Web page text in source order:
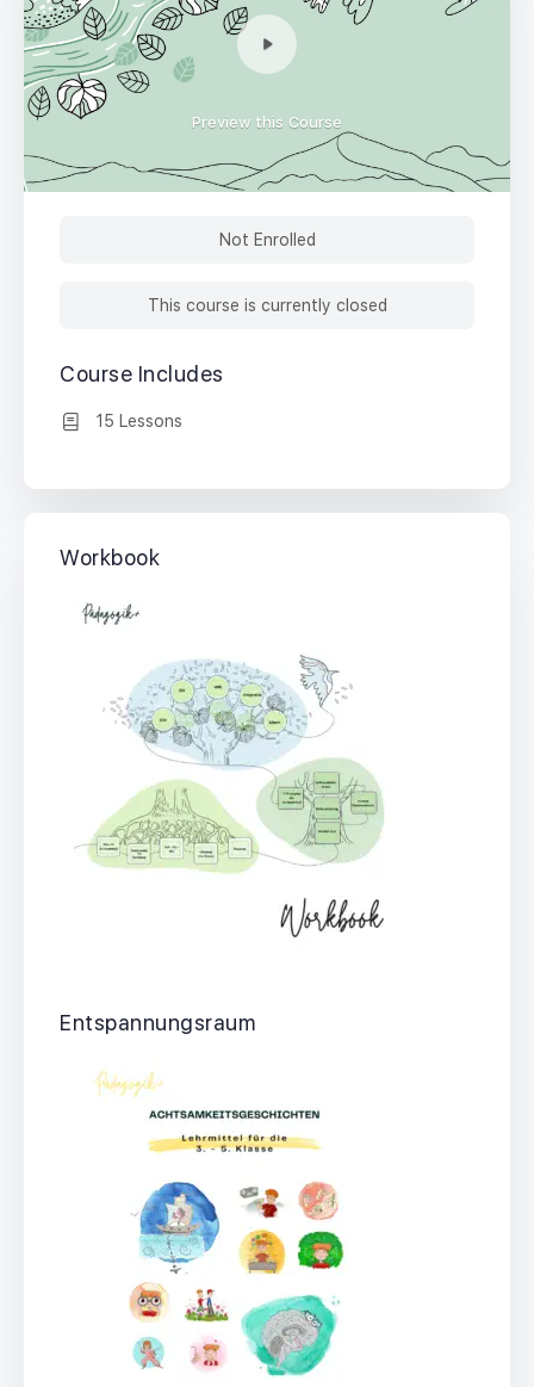
Preview this Course
Not Enrolled
This course is currently closed
Course Includes
15 Lessons
Workbook
Entspannungsraum